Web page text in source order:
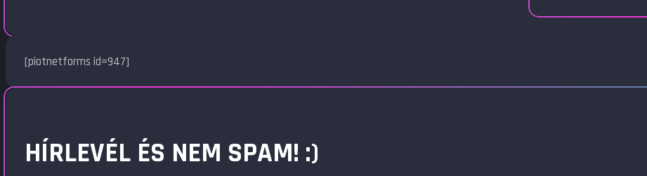
[piotnetforms id=947]
HÍRLEVÉL ÉS NEM SPAM! :)